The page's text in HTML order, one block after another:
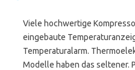
Viele hochwertige
eingebaute
Temperaturalarm.
Modelle haben das seltener.